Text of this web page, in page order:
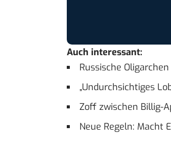
Auch interessant:
Russische
„Undurchsichtiges
Zoff zwischen Billig-
Neue Regeln: Macht